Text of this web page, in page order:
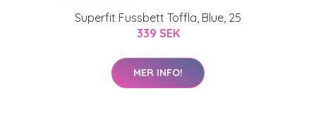
Superfit Fussbett Toffla, Blue, 25
339 SEK
MER INFO!